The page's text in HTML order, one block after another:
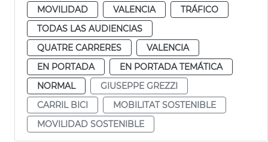
MOVILIDAD VALENCIA
TRÁFICO
TODAS LAS AUDIENCIAS
QUATRE CARRERES
VALENCIA
EN PORTADA
EN PORTADA TEMÁTICA
NORMAL
GIUSEPPE GREZZI
CARRIL BICI
MOBILITAT SOSTENIBLE
MOVILIDAD SOSTENIBLE